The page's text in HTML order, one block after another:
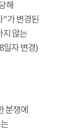
해
"가 변경된
지 않는
일자 변경)
분쟁에